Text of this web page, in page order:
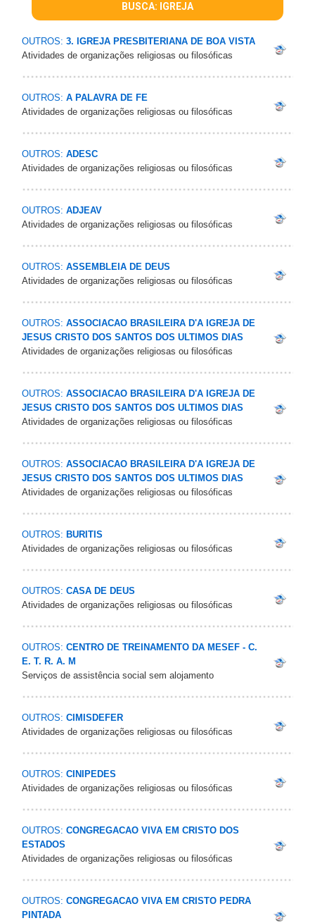
BUSCA: IGREJA
OUTROS: 3. IGREJA PRESBITERIANA DE BOA VISTA
Atividades de organizações religiosas ou filosóficas
OUTROS: A PALAVRA DE FE
Atividades de organizações religiosas ou filosóficas
OUTROS: ADESC
Atividades de organizações religiosas ou filosóficas
OUTROS: ADJEAV
Atividades de organizações religiosas ou filosóficas
OUTROS: ASSEMBLEIA DE DEUS
Atividades de organizações religiosas ou filosóficas
OUTROS: ASSOCIACAO BRASILEIRA D'A IGREJA DE
JESUS CRISTO DOS SANTOS DOS ULTIMOS DIAS
Atividades de organizações religiosas ou filosóficas
OUTROS: ASSOCIACAO BRASILEIRA D'A IGREJA DE
JESUS CRISTO DOS SANTOS DOS ULTIMOS DIAS
Atividades de organizações religiosas ou filosóficas
OUTROS: ASSOCIACAO BRASILEIRA D'A IGREJA DE
JESUS CRISTO DOS SANTOS DOS ULTIMOS DIAS
Atividades de organizações religiosas ou filosóficas
OUTROS: BURITIS
Atividades de organizações religiosas ou filosóficas
OUTROS: CASA DE DEUS
Atividades de organizações religiosas ou filosóficas
OUTROS: CENTRO DE TREINAMENTO DA MESEF - C.
E. T. R. A. M
Serviços de assistência social sem alojamento
OUTROS: CIMISDEFER
Atividades de organizações religiosas ou filosóficas
OUTROS: CINIPEDES
Atividades de organizações religiosas ou filosóficas
OUTROS: CONGREGACAO VIVA EM CRISTO DOS
ESTADOS
Atividades de organizações religiosas ou filosóficas
OUTROS: CONGREGACAO VIVA EM CRISTO PEDRA
PINTADA